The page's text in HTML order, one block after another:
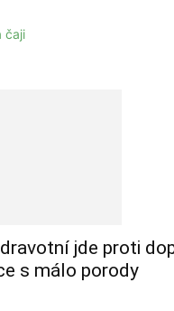
čaji
jde proti
s málo porody